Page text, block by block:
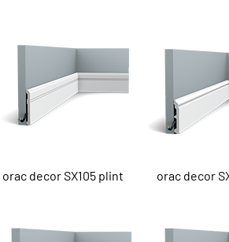
Snel overzicht
orac decor SX105 plint Snel
orac decor